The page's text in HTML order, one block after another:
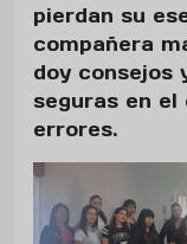
pierdan su
compañera
doy consejos
seguras en el
errores.